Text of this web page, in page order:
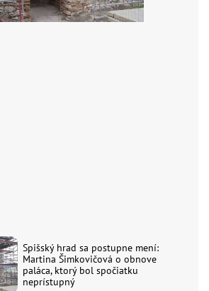
Spišský hrad sa postupne mení:
Martina Šimkovičová o obnove
paláca, ktorý bol spočiatku
neprístupný